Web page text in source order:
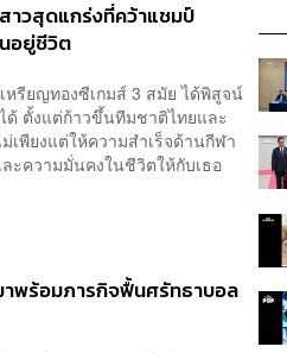
าวสุดแกร่งที่คว้าแชมป์
อยู่ชีวิต
รียญทองซีเกมส์ 3 สมัย ได้พิสูจน์
ด้ ตั้งแต่ก้าวขึ้นทีมชาติไทยและ
เพียงแต่ให้ความสำเร็จด้านกีฬา
ะความมั่นคงในชีวิตให้กับเธอ
าพร้อมภารกิจฟื้นศรัทธาบอล